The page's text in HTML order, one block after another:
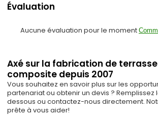
Évaluation
Aucune évaluation pour le moment
Axé sur la fabrication de
composite depuis 2007
Vous souhaitez en savoir plus sur les
partenariat ou obtenir un devis ? Remplissez
dessous ou contactez-nous directement.
prête à vous aider!